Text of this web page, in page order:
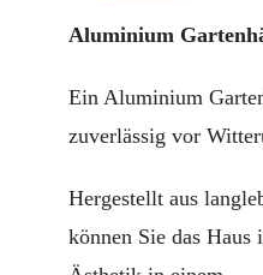
Aluminium
Ein Aluminium
zuverlässig vor
Hergestellt aus
können Sie das